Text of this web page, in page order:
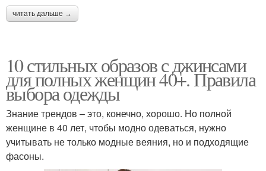
читать дальше →
10 стильных образов с джинсами
для полных женщин 40+. Правила
выбора одежды
Знание трендов – это, конечно, хорошо. Но полной
женщине в 40 лет, чтобы модно одеваться, нужно
учитывать не только модные веяния, но и подходящие
фасоны.